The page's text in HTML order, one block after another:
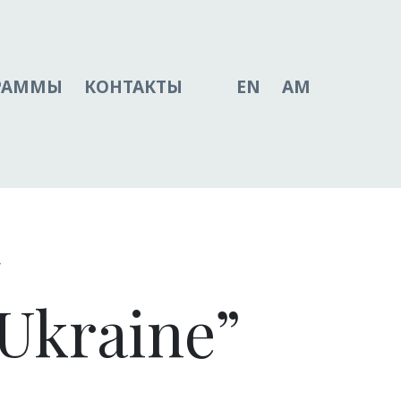
КОНТАКТЫ EN AM